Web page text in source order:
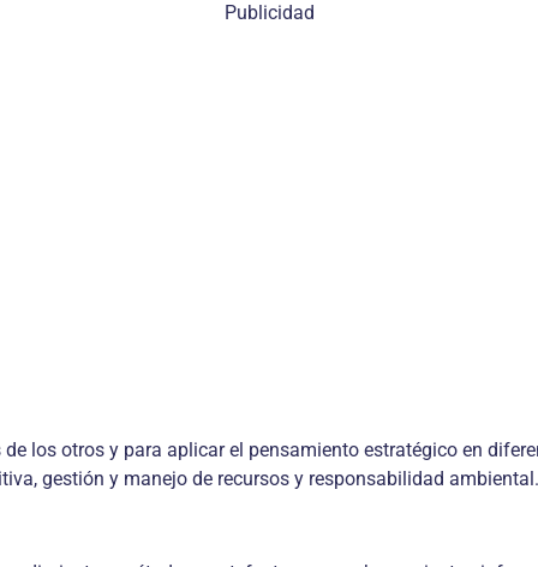
Publicidad
los otros y para aplicar el pensamiento estratégico en
gestión y manejo de recursos y responsabilidad ambiental.